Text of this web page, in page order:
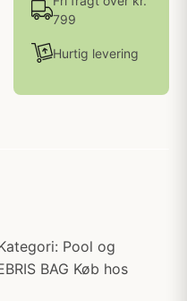
799
Hurtig levering
Pool og
BAG Køb hos